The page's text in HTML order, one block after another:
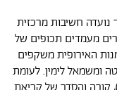
חשיבות מרכזית
מעמדים תכופים של
האירופית משקפים
ומשמאל לימין. לעומת